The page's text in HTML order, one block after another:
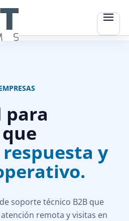
para
respuesta y
soporte técnico B2B que
remota y visitas en